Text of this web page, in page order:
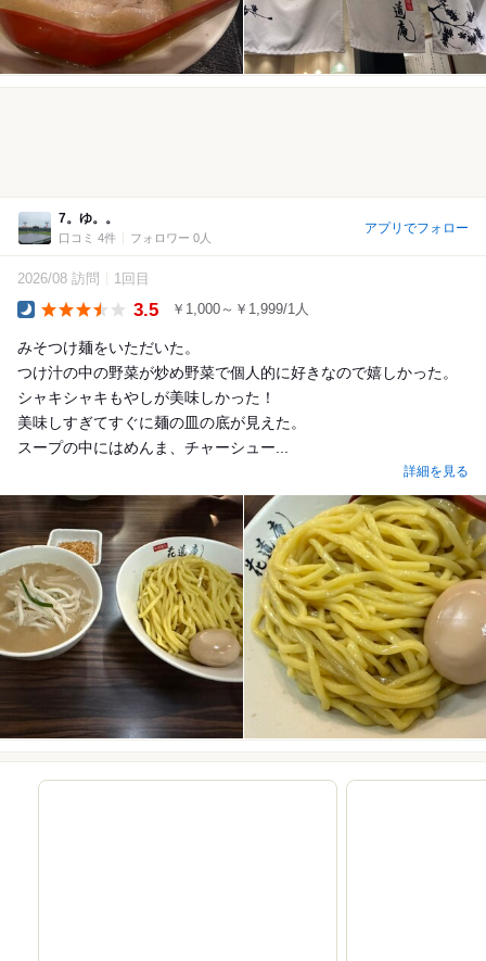
7。ゆ。。
口コミ 4件 フォロワー 0人
アプリでフォロー
2026/08 訪問 1回目
3.5 ￥1,000～￥1,999/1人
みそつけ麺をいただいた。
つけ汁の中の野菜が炒め野菜で個人的に好きなので嬉しかった。
シャキシャキもやしが美味しかった！
美味しすぎてすぐに麺の皿の底が見えた。
スープの中にはめんま、チャーシュー...
詳細を見る